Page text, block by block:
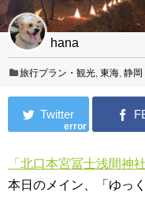
hana
旅行プラン・観光 ,東海 ,静岡
error
「北口本宮冨士浅間神社
本日のメイン、「ゆっ